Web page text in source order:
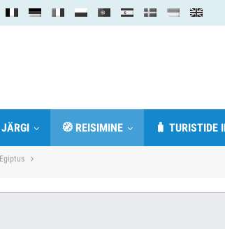
🧭 REISIMINE 🧳 TURISTIDE
Egiptus